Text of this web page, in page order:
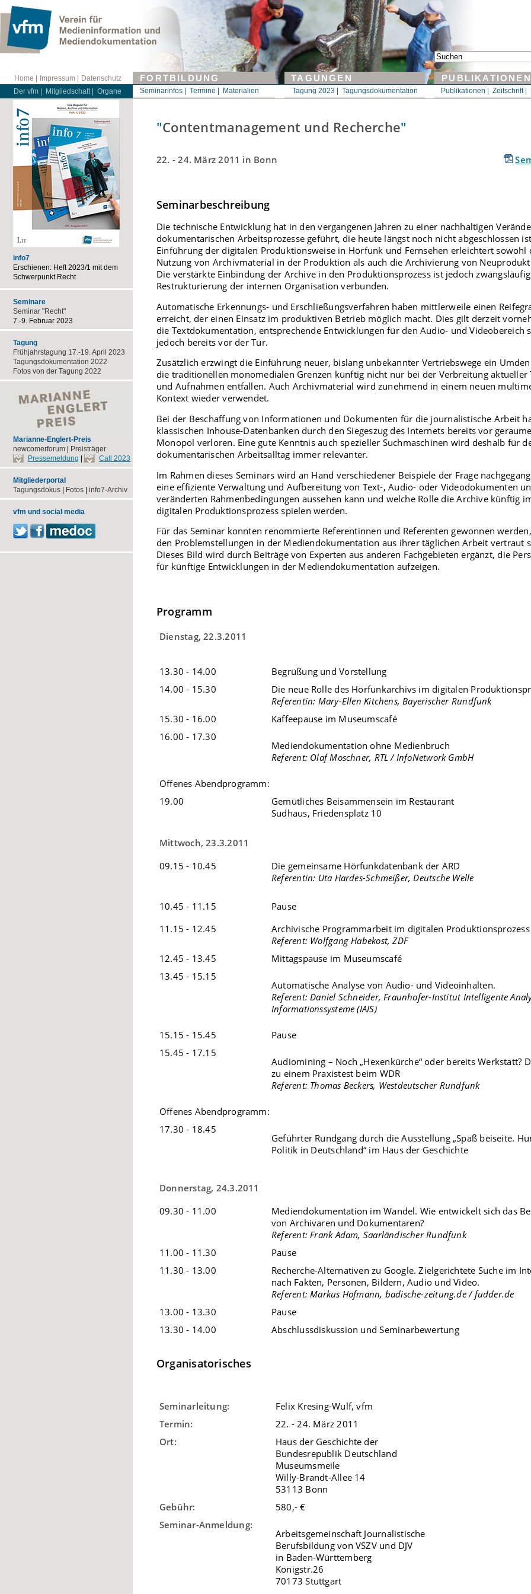
Home | Impressum |
Datenschutz
Der vfm |
Mitgliedschaft | Organe
FORTBILDUNG
Seminarinfos | Termine | Materialien
TAGUNGEN
Tagung 2023 | Tagungsdokumentation
PUBLIKATIONEN
Publikationen | Zeitschrift |
info7
Erschienen: Heft 2023/1 mit dem
Schwerpunkt Recht
Seminare
Seminar "Recht"
7.-9. Februar 2023
Tagung
Frühjahrstagung 17.-19. April 2023
Tagungsdokumentation 2022
Fotos von der Tagung 2022
Marianne-Englert-Preis
newcomerforum
Preisträger
Pressemeldung
Call 2023
Mitgliederportal
Tagungsdokus
Fotos info7-Archiv
vfm und social media
"Contentmanagement und Recherche"
22. - 24. März 2011 in Bonn
Seminarbeschreibung
Die technische Entwicklung hat in den vergangenen Jahren zu einer nachhaltigen
dokumentarischen Arbeitsprozesse geführt, die heute längst noch nicht abgeschlossen
Einführung der digitalen Produktionsweise in Hörfunk und Fernsehen erleichtert sowohl
Nutzung von Archivmaterial in der Produktion als auch die Archivierung von
Die verstärkte Einbindung der Archive in den Produktionsprozess ist jedoch
Restrukturierung der internen Organisation verbunden.
Automatische Erkennungs- und Erschließungsverfahren haben mittlerweile einen
erreicht, der einen Einsatz im produktiven Betrieb möglich macht. Dies gilt derzeit
die Textdokumentation, entsprechende Entwicklungen für den Audio- und Videobereich
jedoch bereits vor der Tür.
Zusätzlich erzwingt die Einführung neuer, bislang unbekannter Vertriebswege ein
die traditionellen monomedialen Grenzen künftig nicht nur bei der Verbreitung aktueller
und Aufnahmen entfallen. Auch Archivmaterial wird zunehmend in einem neuen
Kontext wieder verwendet.
Bei der Beschaffung von Informationen und Dokumenten für die journalistische Arbeit
klassischen Inhouse-Datenbanken durch den Siegeszug des Internets bereits vor
Monopol verloren. Eine gute Kenntnis auch spezieller Suchmaschinen wird deshalb für
dokumentarischen Arbeitsalltag immer relevanter.
Im Rahmen dieses Seminars wird an Hand verschiedener Beispiele der Frage
eine effiziente Verwaltung und Aufbereitung von Text-, Audio- oder Videodokumenten
veränderten Rahmenbedingungen aussehen kann und welche Rolle die Archive künftig
digitalen Produktionsprozess spielen werden.
Für das Seminar konnten renommierte Referentinnen und Referenten gewonnen
den Problemstellungen in der Mediendokumentation aus ihrer täglichen Arbeit vertraut
Dieses Bild wird durch Beiträge von Experten aus anderen Fachgebieten ergänzt, die
für künftige Entwicklungen in der Mediendokumentation aufzeigen.
Programm
Dienstag, 22.3.2011
13.30 - 14.00
Begrüßung und Vorstellung
14.00 - 15.30
Die neue Rolle des Hörfunkarchivs im digitalen
Referentin: Mary-Ellen Kitchens, Bayerischer Rundfunk
15.30 - 16.00
Kaffeepause im Museumscafé
16.00 - 17.30
Mediendokumentation ohne Medienbruch
Referent: Olaf Moschner, RTL / InfoNetwork GmbH
Offenes Abendprogramm:
19.00
Gemütliches Beisammensein im Restaurant
Sudhaus, Friedensplatz 10
Mittwoch, 23.3.2011
09.15 - 10.45
Die gemeinsame Hörfunkdatenbank der ARD
Referentin: Uta Hardes-Schmeißer, Deutsche Welle
10.45 - 11.15
Pause
11.15 - 12.45
Archivische Programmarbeit im digitalen Produktionsprozess
Referent: Wolfgang Habekost, ZDF
12.45 - 13.45
Mittagspause im Museumscafé
13.45 - 15.15
Automatische Analyse von Audio- und Videoinhalten.
Referent: Daniel Schneider, Fraunhofer-Institut Intelligente
Informationssysteme (IAIS)
15.15 - 15.45
Pause
15.45 - 17.15
Audiomining – Noch „Hexenkürche“ oder bereits Werkstatt?
zu einem Praxistest beim WDR
Referent: Thomas Beckers, Westdeutscher Rundfunk
Offenes Abendprogramm:
17.30 - 18.45
Geführter Rundgang durch die Ausstellung „Spaß beiseite.
Politik in Deutschland“ im Haus der Geschichte
Donnerstag, 24.3.2011
09.30 - 11.00
Mediendokumentation im Wandel. Wie entwickelt sich das
von Archivaren und Dokumentaren?
Referent: Frank Adam, Saarländischer Rundfunk
11.00 - 11.30
Pause
11.30 - 13.00
Recherche-Alternativen zu Google. Zielgerichtete Suche im
nach Fakten, Personen, Bildern, Audio und Video.
Referent: Markus Hofmann, badische-zeitung.de / fudder.de
13.00 - 13.30
Pause
13.30 - 14.00
Abschlussdiskussion und Seminarbewertung
Organisatorisches
Seminarleitung:
Felix Kresing-Wulf, vfm
Termin:
22. - 24. März 2011
Ort:
Haus der Geschichte der
Bundesrepublik Deutschland
Museumsmeile
Willy-Brandt-Allee 14
53113 Bonn
Gebühr:
580,- €
Seminar-Anmeldung:
Arbeitsgemeinschaft Journalistische
Berufsbildung von VSZV und DJV
in Baden-Württemberg
Königstr.26
70173 Stuttgart